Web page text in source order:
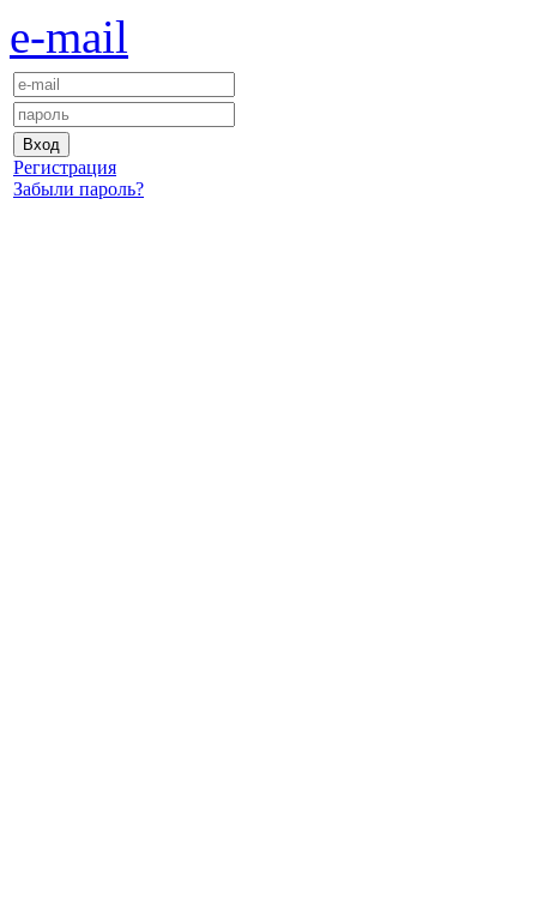
e-mail
Регистрация
Забыли пароль?